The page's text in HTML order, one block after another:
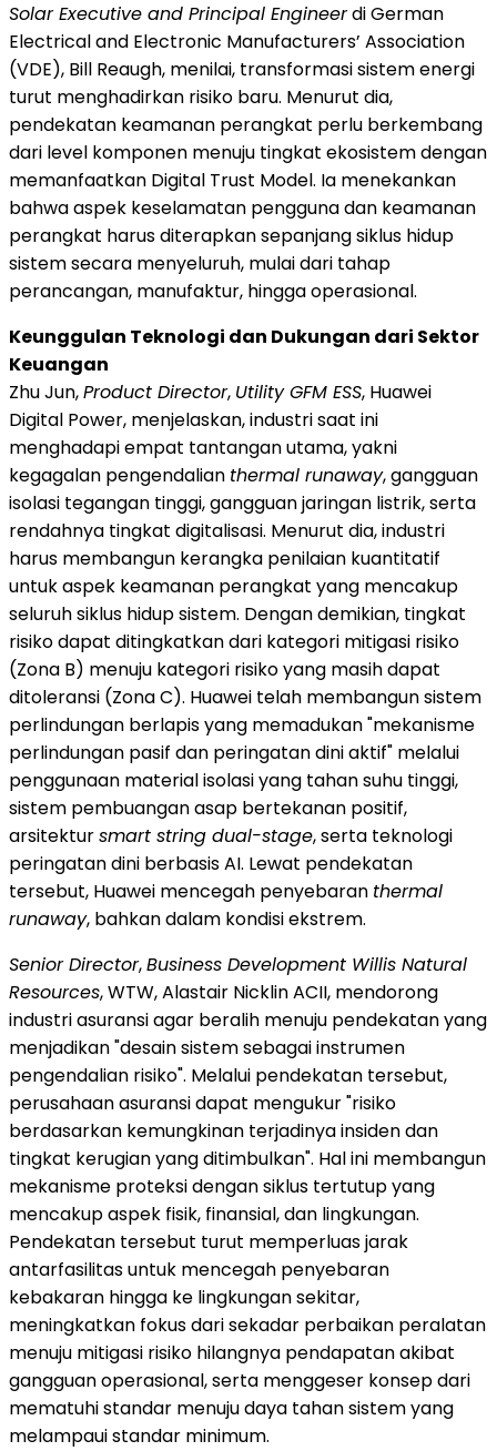
Solar Executive and Principal Engineerdi German
Electrical and Electronic Manufacturers’ Association
(VDE), Bill Reaugh, menilai, transformasi sistem energi
turut menghadirkan risiko baru. Menurut dia,
pendekatan keamanan perangkat perlu berkembang
dari level komponen menuju tingkat ekosistem dengan
memanfaatkan Digital Trust Model. Ia menekankan
bahwa aspek keselamatan pengguna dan keamanan
perangkat harus diterapkan sepanjang siklus hidup
sistem secara menyeluruh, mulai dari tahap
perancangan, manufaktur, hingga operasional.
Keunggulan Teknologi dan Dukungan dari Sektor
Keuangan
Zhu Jun,Product Director, Utility GFM ESS, Huawei
Digital Power, menjelaskan, industri saat ini
menghadapi empat tantangan utama, yakni
kegagalan pengendalian thermal runaway, gangguan
isolasi tegangan tinggi, gangguan jaringan listrik, serta
rendahnya tingkat digitalisasi. Menurut dia, industri
harus membangun kerangka penilaian kuantitatif
untuk aspek keamanan perangkat yang mencakup
seluruh siklus hidup sistem. Dengan demikian, tingkat
risiko dapat ditingkatkan dari kategori mitigasi risiko
(Zona B) menuju kategori risiko yang masih dapat
ditoleransi (Zona C). Huawei telah membangun sistem
perlindungan berlapis yang memadukan "mekanisme
perlindungan pasif dan peringatan dini aktif" melalui
penggunaan material isolasi yang tahan suhu tinggi,
sistem pembuangan asap bertekanan positif,
arsitektursmart string dual-stage, serta teknologi
peringatan dini berbasis AI. Lewat pendekatan
tersebut, Huawei mencegah penyebaran thermal
runaway, bahkan dalam kondisi ekstrem.
Senior Director,Business Development Willis Natural
Resources, WTW, Alastair Nicklin ACII, mendorong
industri asuransi agar beralih menuju pendekatan yang
menjadikan "desain sistem sebagai instrumen
pengendalian risiko". Melalui pendekatan tersebut,
perusahaan asuransi dapat mengukur "risiko
berdasarkan kemungkinan terjadinya insiden dan
tingkat kerugian yang ditimbulkan". Hal ini membangun
mekanisme proteksi dengan siklus tertutup yang
mencakup aspek fisik, finansial, dan lingkungan.
Pendekatan tersebut turut memperluas jarak
antarfasilitas untuk mencegah penyebaran
kebakaran hingga ke lingkungan sekitar,
meningkatkan fokus dari sekadar perbaikan peralatan
menuju mitigasi risiko hilangnya pendapatan akibat
gangguan operasional, serta menggeser konsep dari
mematuhi standar menuju daya tahan sistem yang
melampaui standar minimum.